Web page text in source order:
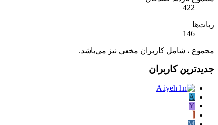
422
ربات‌ها
146
مجموع ، شامل کاربران مخفی نیز می‌باشد.
جدیدترین کاربران
A
Y